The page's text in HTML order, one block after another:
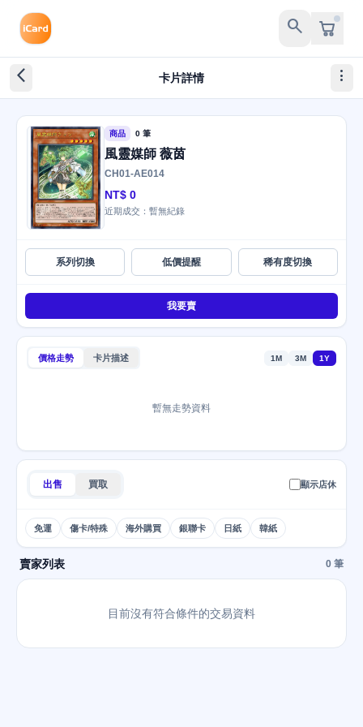
search
arrow_back_ios_new 卡片詳情 more_vert
商品 0 筆
風靈媒師 薇茵
CH01-AE014
NT$ 0
近期成交：暫無紀錄
系列切換 低價提醒 稀有度切換
我要賣
價格走勢 卡片描述 1M 3M 1Y
暫無走勢資料
出售 買取 顯示店休
免運 傷卡/特殊 海外購買 銀聯卡 日紙 韓紙
賣家列表 0 筆
目前沒有符合條件的交易資料